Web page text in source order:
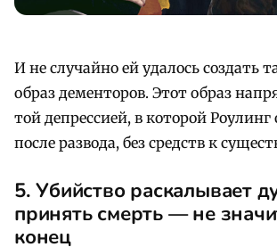
И не случайно ей удалось создать
образ дементоров. Этот образ
той депрессией, в которой Роулинг
после развода, без средств к
5. Убийство раскалывает
принять смерть — не
конец